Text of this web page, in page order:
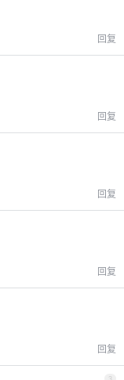
回复
回复
回复
回复
回复